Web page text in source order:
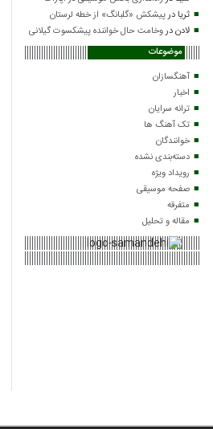
ثریا درپیشکش «گلبانگ» از خطه لرستان
لادندروخامت حال خواننده پیشکسوت گیلانی
موضوعات
آهنگسازان
اخبار
ترانه سرایان
تک آهنگ ها
خوانندگان
دسته‌بندی نشده
رویداد ویژه
صفحه موسیقی
متفرقه
مقاله و تحلیل